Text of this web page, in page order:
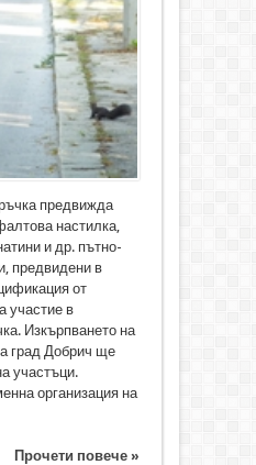
предвижда
настилка,
и др. пътно-
предвидени в
от
участие в
Изкърпването на
град Добрич ще
участъци.
организация на
Прочети повече »